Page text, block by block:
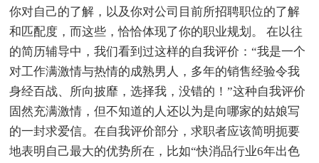
你对自己的了解，以及你对公司目前所招聘职位的了解
和匹配度，而这些，恰恰体现了你的职业规划。 在以往
的简历辅导中，我们看到过这样的自我评价：“我是一个
对工作满激情与热情的成熟男人，多年的销售经验令我
身经百战、所向披靡，选择我，没错的！”这种自我评价
固然充满激情，但不知道的人还以为是向哪家的姑娘写
的一封求爱信。在自我评价部分，求职者应该简明扼要
地表明自己最大的优势所在，比如“快消品行业6年出色